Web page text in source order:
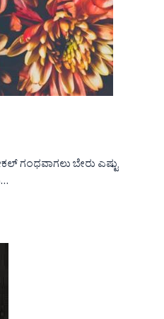
ಗಂಧವಾಗಲು ಬೇರು ಎಷ್ಟು